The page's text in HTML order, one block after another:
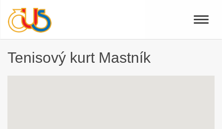
Toggle
Tenisový kurt Mastník